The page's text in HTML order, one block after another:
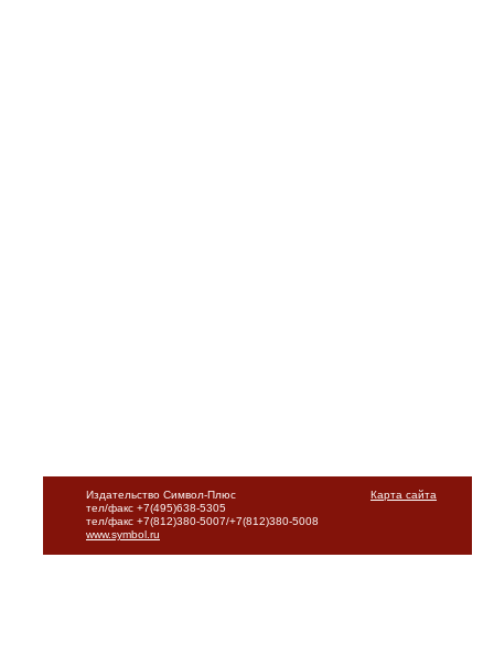
Карта сайта
Издательство Символ-Плюс
тел/факс +7(495)638-5305
тел/факс +7(812)380-5007/+7(812)380-5008
www.symbol.ru